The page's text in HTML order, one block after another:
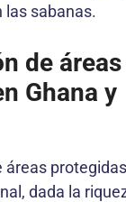
las sabanas.
de áreas
Ghana y
áreas
dada la